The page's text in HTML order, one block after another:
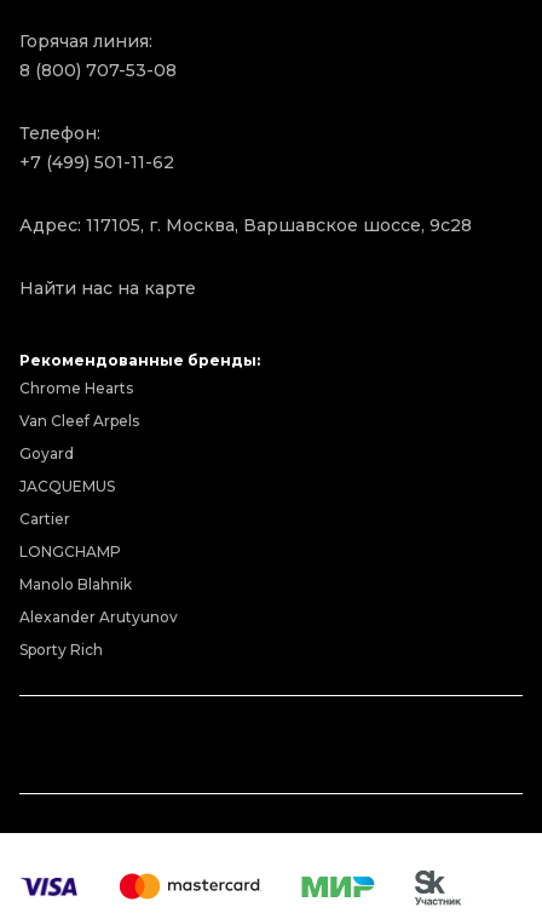
Горячая линия:
8 (800) 707-53-08
Телефон:
+7 (499) 501-11-62
Адрес: 117105, г. Москва, Варшавское шоссе, 9с28
Найти нас на карте
Рекомендованные бренды:
Chrome Hearts
Van Cleef Arpels
Goyard
JACQUEMUS
Cartier
LONGCHAMP
Manolo Blahnik
Alexander Arutyunov
Sporty Rich